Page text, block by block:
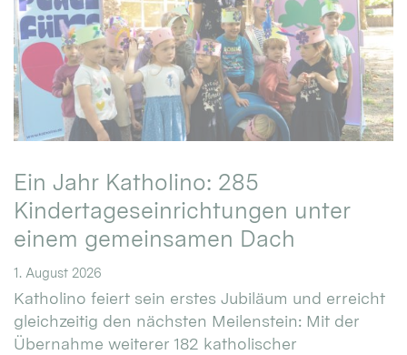
Ein Jahr Katholino: 285
Kindertageseinrichtungen unter
einem gemeinsamen Dach
1. August 2026
Katholino feiert sein erstes Jubiläum und erreicht
gleichzeitig den nächsten Meilenstein: Mit der
Übernahme weiterer 182 katholischer